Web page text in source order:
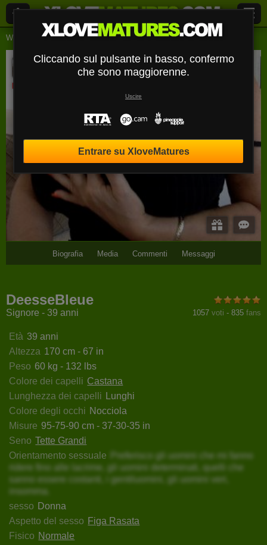
Webcam Live Signore Deessebleue
DeesseBleue
Disconnesso
Biografia Media Commenti Messaggi
1057 voti - 835 fans
DeesseBleue
Signore - 39 anni
Età 39 anni
Altezza 170 cm - 67 in
Peso 60 kg - 132 lbs
Colore dei capelli Castana
Lunghezza dei capelli Lunghi
Colore degli occhi Nocciola
Misure 95-75-90 cm - 37-30-35 in
Seno Tette Grandi
Orientamento sessuale
Preferisco gli uomini che mi fanno
ridere fino alle lacrime, gli uomini determinati, quelli che
sanno essere costanti, i gentiluomini, gli uomini veri,
insomma.
sesso Donna
Aspetto del sesso Figa Rasata
Fisico Normale
Cliccando sul pulsante in basso, confermo
che sono maggiorenne.
Uscire
Entrare su XloveMatures